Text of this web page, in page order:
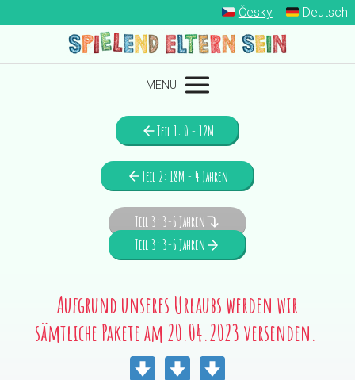
Česky Deutsch
MENÜ
Teil 1: 0 - 12M
Teil 2: 18M - 4 Jahren
Teil 3: 3-6 Jahren
Teil 3: 3-6 Jahren
Aufgrund unseres Urlaubs werden wir
sämtliche Pakete am 20.04.2023 versenden.